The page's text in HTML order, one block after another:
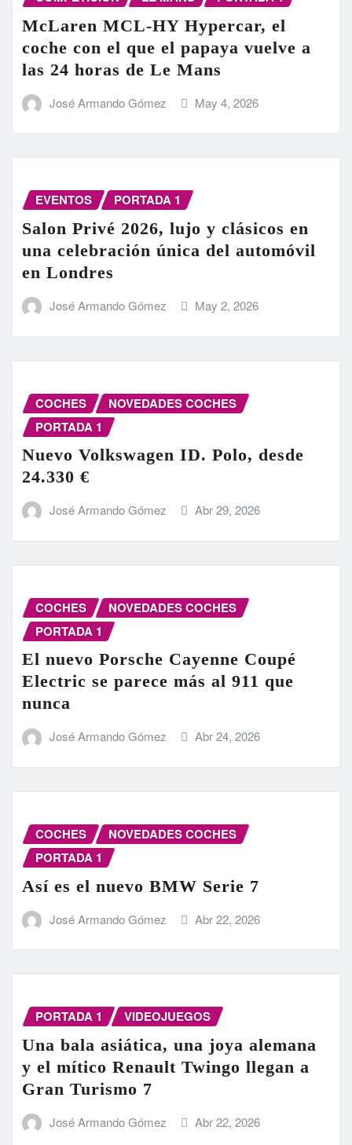
McLaren MCL-HY Hypercar, el
coche con el que el papaya vuelve a
las 24 horas de Le Mans
José Armando Gómez May 4, 2026
EVENTOS PORTADA 1
Salon Privé 2026, lujo y clásicos en
una celebración única del automóvil
en Londres
José Armando Gómez May 2, 2026
COCHES
NOVEDADES COCHES
PORTADA 1
Nuevo Volkswagen ID. Polo, desde
24.330 €
José Armando Gómez Abr 29, 2026
COCHES
NOVEDADES COCHES
PORTADA 1
El nuevo Porsche Cayenne Coupé
Electric se parece más al 911 que
nunca
José Armando Gómez Abr 24, 2026
COCHES
NOVEDADES COCHES
PORTADA 1
Así es el nuevo BMW Serie 7
José Armando Gómez Abr 22, 2026
PORTADA 1 VIDEOJUEGOS
Una bala asiática, una joya alemana
y el mítico Renault Twingo llegan a
Gran Turismo 7
José Armando Gómez Abr 22, 2026